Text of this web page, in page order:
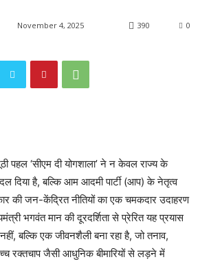
November 4, 2025 0
390
पहल ‘सीएम दी योगशाला’ ने न केवल राज्य के
दिया है, बल्कि आम आदमी पार्टी (आप) के नेतृत्व
की जन-केंद्रित नीतियों का एक चमकदार उदाहरण
भगवंत मान की दूरदर्शिता से प्रेरित यह प्रयास
बल्कि एक जीवनशैली बना रहा है, जो तनाव,
रक्तचाप जैसी आधुनिक बीमारियों से लड़ने में